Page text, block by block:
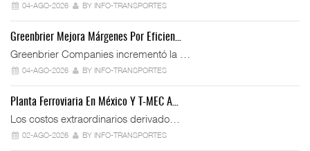
04-AGO-2026 BY INFO-TRANSPORTES
Greenbrier Mejora Márgenes Por Eficien…
Greenbrier Companies incrementó la …
04-AGO-2026 BY INFO-TRANSPORTES
Planta Ferroviaria En México Y T-MEC A…
Los costos extraordinarios derivado…
02-AGO-2026 BY INFO-TRANSPORTES